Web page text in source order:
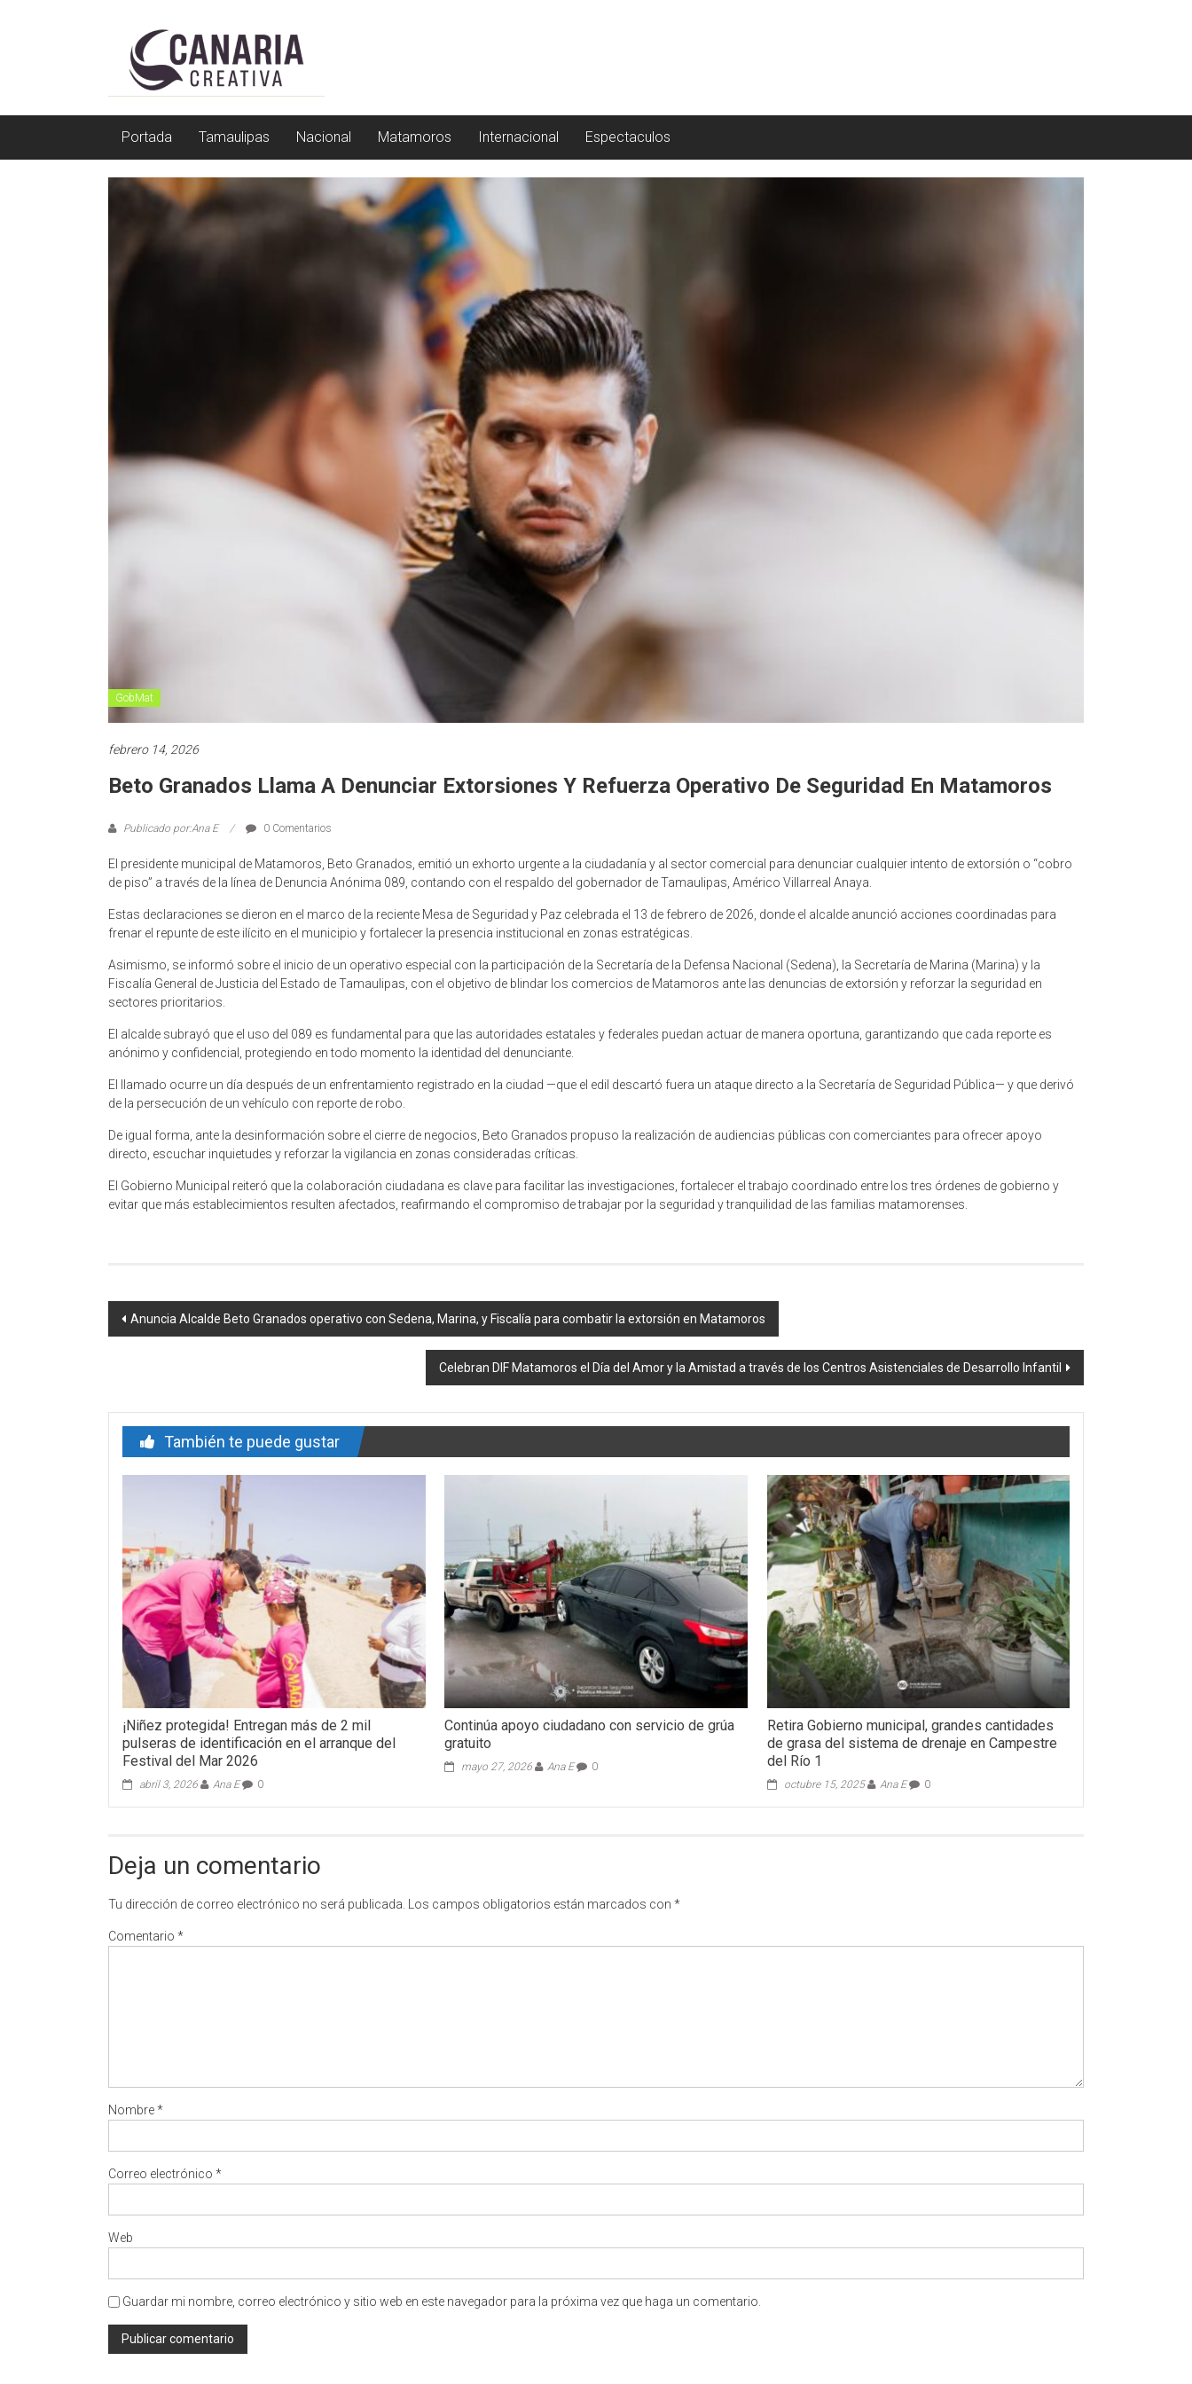
EDITOR
DE
TAMAULIPAS
Portada Tamaulipas Nacional Matamoros Internacional Espectaculos
GobMat
febrero 14, 2026
Beto Granados Llama A Denunciar Extorsiones Y Refuerza Operativo De Seguridad En Matamoros
Publicado por:Ana E 0 Comentarios
El presidente municipal de Matamoros, Beto Granados, emitió un exhorto urgente a la ciudadanía y al sector comercial para denunciar cualquier intento de extorsión o “cobro
de piso” a través de la línea de Denuncia Anónima 089, contando con el respaldo del gobernador de Tamaulipas, Américo Villarreal Anaya.
Estas declaraciones se dieron en el marco de la reciente Mesa de Seguridad y Paz celebrada el 13 de febrero de 2026, donde el alcalde anunció acciones coordinadas para
frenar el repunte de este ilícito en el municipio y fortalecer la presencia institucional en zonas estratégicas.
Asimismo, se informó sobre el inicio de un operativo especial con la participación de la Secretaría de la Defensa Nacional (Sedena), la Secretaría de Marina (Marina) y la
Fiscalía General de Justicia del Estado de Tamaulipas, con el objetivo de blindar los comercios de Matamoros ante las denuncias de extorsión y reforzar la seguridad en
sectores prioritarios.
El alcalde subrayó que el uso del 089 es fundamental para que las autoridades estatales y federales puedan actuar de manera oportuna, garantizando que cada reporte es
anónimo y confidencial, protegiendo en todo momento la identidad del denunciante.
El llamado ocurre un día después de un enfrentamiento registrado en la ciudad —que el edil descartó fuera un ataque directo a la Secretaría de Seguridad Pública— y que derivó
de la persecución de un vehículo con reporte de robo.
De igual forma, ante la desinformación sobre el cierre de negocios, Beto Granados propuso la realización de audiencias públicas con comerciantes para ofrecer apoyo
directo, escuchar inquietudes y reforzar la vigilancia en zonas consideradas críticas.
El Gobierno Municipal reiteró que la colaboración ciudadana es clave para facilitar las investigaciones, fortalecer el trabajo coordinado entre los tres órdenes de gobierno y
evitar que más establecimientos resulten afectados, reafirmando el compromiso de trabajar por la seguridad y tranquilidad de las familias matamorenses.
Navegación
Anuncia Alcalde Beto Granados operativo con Sedena, Marina, y Fiscalía para combatir la extorsión en Matamoros
Celebran DIF Matamoros el Día del Amor y la Amistad a través de los Centros Asistenciales de Desarrollo Infantil
También te puede gustar
¡Niñez protegida! Entregan más de 2 mil
pulseras de identificación en el arranque del
Festival del Mar 2026
abril 3, 2026 Ana E 0
Continúa apoyo ciudadano con servicio de grúa
gratuito
mayo 27, 2026 Ana E 0
Retira Gobierno municipal, grandes cantidades
de grasa del sistema de drenaje en Campestre
del Río 1
octubre 15, 2025 Ana E 0
Deja un comentario
Tu dirección de correo electrónico no será publicada. Los campos obligatorios están marcados con *
Comentario *
Nombre*
Correo electrónico *
Web
Guardar mi nombre, correo electrónico y sitio web en este navegador para la próxima vez que haga un comentario.